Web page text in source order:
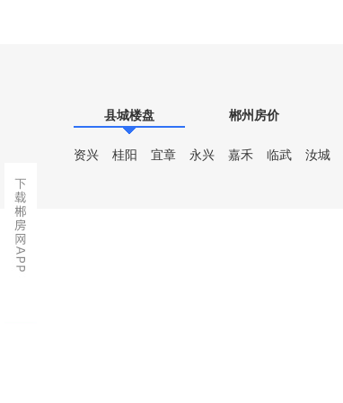
县城楼盘 郴州房价
资兴 桂阳 宜章 永兴 嘉禾 临武 汝城